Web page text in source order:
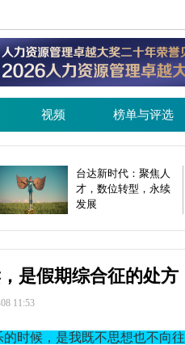
视频 榜单与评选
台达新时代：聚焦人
才，数位转型，永续
发展
是假期综合征的处方
11:53
时候，是我既不思想也不向